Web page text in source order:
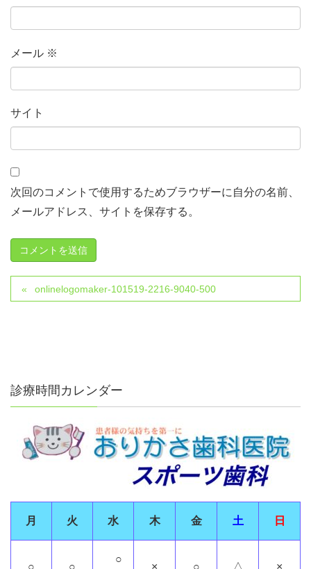
メール ※
サイト
次回のコメントで使用するためブラウザーに自分の名前、
メールアドレス、サイトを保存する。
onlinelogomaker-101519-2216-9040-500
診療時間カレンダー
月 火 水 木 金 土 日
○